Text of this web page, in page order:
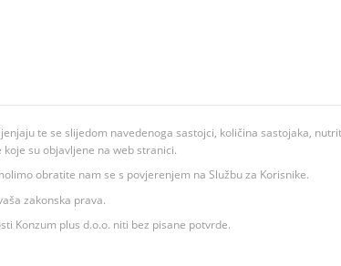
te se slijedom navedenoga sastojci, količina sastojaka,
su objavljene na web stranici.
obratite nam se s povjerenjem na Službu za Korisnike.
zakonska prava.
Konzum plus d.o.o. niti bez pisane potvrde.